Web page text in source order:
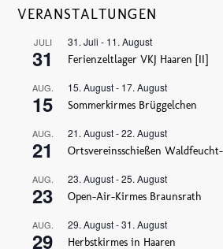
VERANSTALTUNGEN
JULI
31
31. Juli - 11. August
Ferienzeltlager VKJ Haaren [II]
AUG.
15
15. August- 17. August
Sommerkirmes Brüggelchen
AUG.
21
21. August-22. August
Ortsvereinsschießen
AUG.
23
23. August-25. August
Open-Air-Kirmes Braunsrath
AUG.
29
29. August-31. August
Herbstkirmes in Haaren